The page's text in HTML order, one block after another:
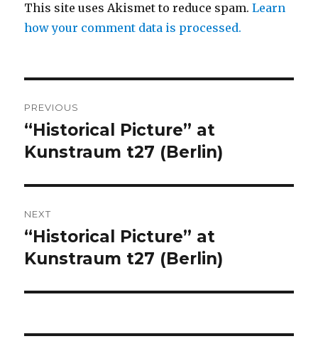
This site uses Akismet to reduce spam.Learn
how your comment data is processed.
navigation
PREVIOUS
Previous
post:
“Historical Picture” at
Kunstraum t27 (Berlin)
NEXT
Next
post:
“Historical Picture” at
Kunstraum t27 (Berlin)